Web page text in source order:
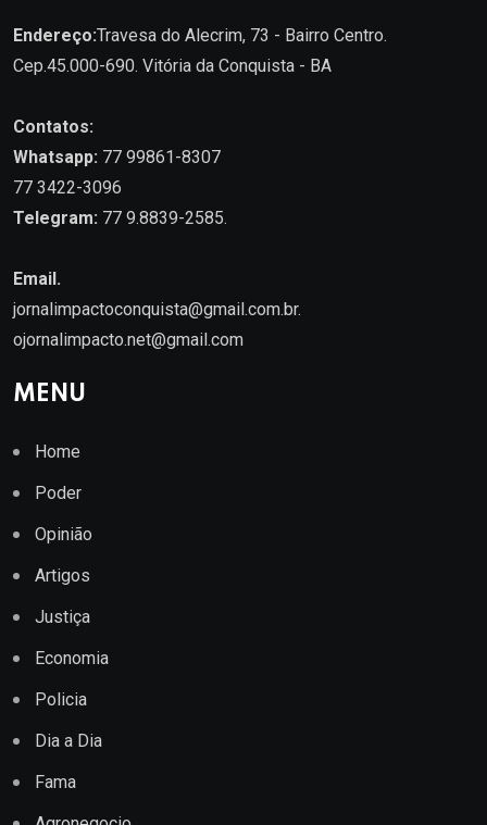
Endereço:Travesa do Alecrim, 73 - Bairro Centro.
Cep.45.000-690. Vitória da Conquista - BA
Contatos:
Whatsapp: 77 99861-8307
77 3422-3096
Telegram: 77 9.8839-2585.
Email.
jornalimpactoconquista@gmail.com.br.
ojornalimpacto.net@gmail.com
MENU
Home
Poder
Opinião
Artigos
Justiça
Economia
Policia
Dia a Dia
Fama